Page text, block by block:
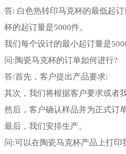
答: 白色热转印马克杯的最低起
杯的起订量是5000件。
我们每个设计的最小起订量是
问:陶瓷马克杯的订单如何进行?
答:首先，客户提出产品要求:
其次，我们将根据客户要求或者
然后，客户确认样品并为正式订
最后，我们安排生产。
问:可以在陶瓷马克杯产品上打印